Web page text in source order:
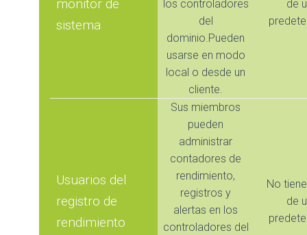
monitor de
sistema
los controladores
del
dominio.Pueden
usarse en modo
local o desde un
cliente.
de
Usuarios del
registro de
rendimiento
Sus miembros
pueden
administrar
contadores de
rendimiento,
registros y
alertas en los
controladores del
No
de